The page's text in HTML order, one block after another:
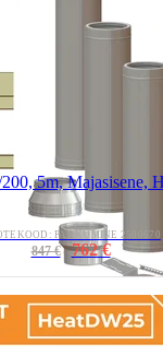
5m, Majasisene,
PAKKUMINE 2500670
847 € 762 €